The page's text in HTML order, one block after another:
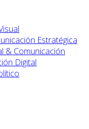
Estratégica
& Comunicación
Digital